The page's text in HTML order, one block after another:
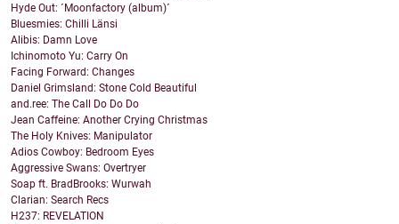
Hyde Out: ´Moonfactory (album)´
Bluesmies: Chilli Länsi
Alibis: Damn Love
Ichinomoto Yu: Carry On
Facing Forward: Changes
Daniel Grimsland: Stone Cold Beautiful
and.ree: The Call Do Do Do
Jean Caffeine: Another Crying Christmas
The Holy Knives: Manipulator
Adios Cowboy: Bedroom Eyes
Aggressive Swans: Overtryer
Soap ft. BradBrooks: Wurwah
Clarian: Search Recs
H237: REVELATION